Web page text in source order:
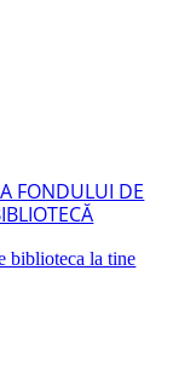
FONDULUI DE
biblioteca la tine